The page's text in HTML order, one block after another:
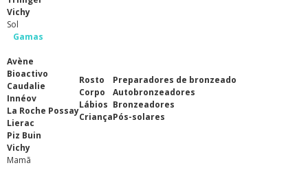
Vichy
Sol
Gamas
Avène
Bioactivo
Caudalie
Innéov
La Roche Possay
Lierac
Piz Buin
Vichy
Rosto
Corpo
Lábios
Criança
Preparadores de bronzeado
Autobronzeadores
Bronzeadores
Pós-solares
Mamã